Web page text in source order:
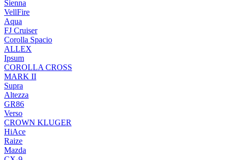
Sienna
VellFire
Aqua
FJ Cruiser
Corolla Spacio
ALLEX
Ipsum
COROLLA CROSS
MARK II
Supra
Altezza
GR86
Verso
CROWN KLUGER
HiAce
Raize
Mazda